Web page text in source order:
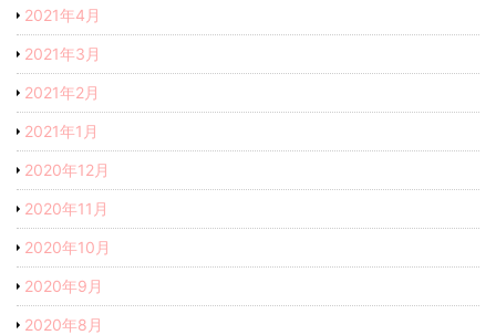
2021年4月
2021年3月
2021年2月
2021年1月
2020年12月
2020年11月
2020年10月
2020年9月
2020年8月